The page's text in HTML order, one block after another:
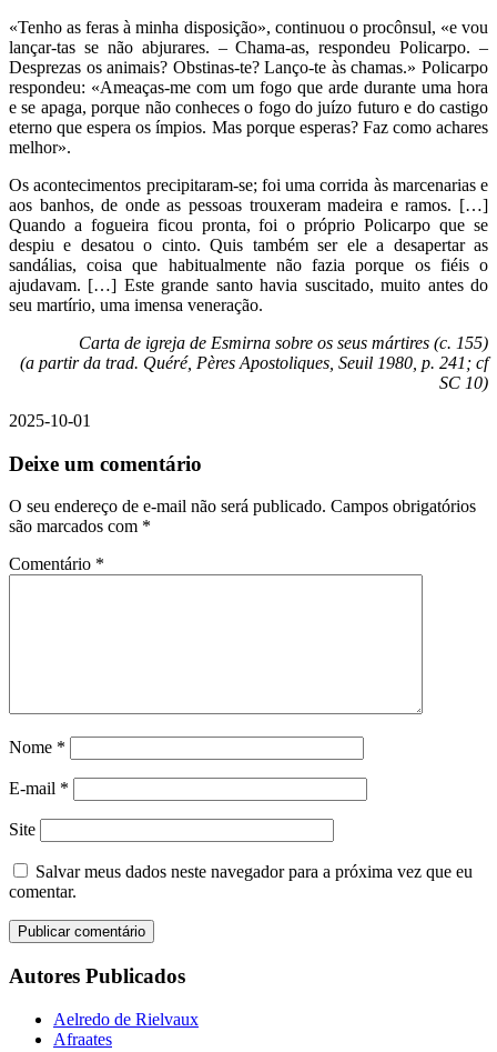
«Tenho as feras à minha disposição», continuou o procônsul, «e vou
lançar-tas se não abjurares. – Chama-as, respondeu Policarpo. –
Desprezas os animais? Obstinas-te? Lanço-te às chamas.» Policarpo
respondeu: «Ameaças-me com um fogo que arde durante uma hora
e se apaga, porque não conheces o fogo do juízo futuro e do castigo
eterno que espera os ímpios. Mas porque esperas? Faz como achares
melhor».
Os acontecimentos precipitaram-se; foi uma corrida às marcenarias e
aos banhos, de onde as pessoas trouxeram madeira e ramos. […]
Quando a fogueira ficou pronta, foi o próprio Policarpo que se
despiu e desatou o cinto. Quis também ser ele a desapertar as
sandálias, coisa que habitualmente não fazia porque os fiéis o
ajudavam. […] Este grande santo havia suscitado, muito antes do
seu martírio, uma imensa veneração.
Carta de igreja de Esmirna sobre os seus mártires (c. 155)
(a partir da trad. Quéré, Pères Apostoliques, Seuil 1980, p. 241; cf
SC 10)
2025-10-01
Deixe um comentário
O seu endereço de e-mail não será publicado. Campos obrigatórios
são marcados com *
Comentário *
Nome *
E-mail *
Site
Salvar meus dados neste navegador para a próxima vez que eu
comentar.
Autores Publicados
Aelredo de Rielvaux
Afraates